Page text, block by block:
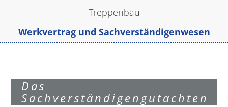
Treppenbau
Werkvertrag und Sachverständigenwesen
Das
Sachverständigengutachten